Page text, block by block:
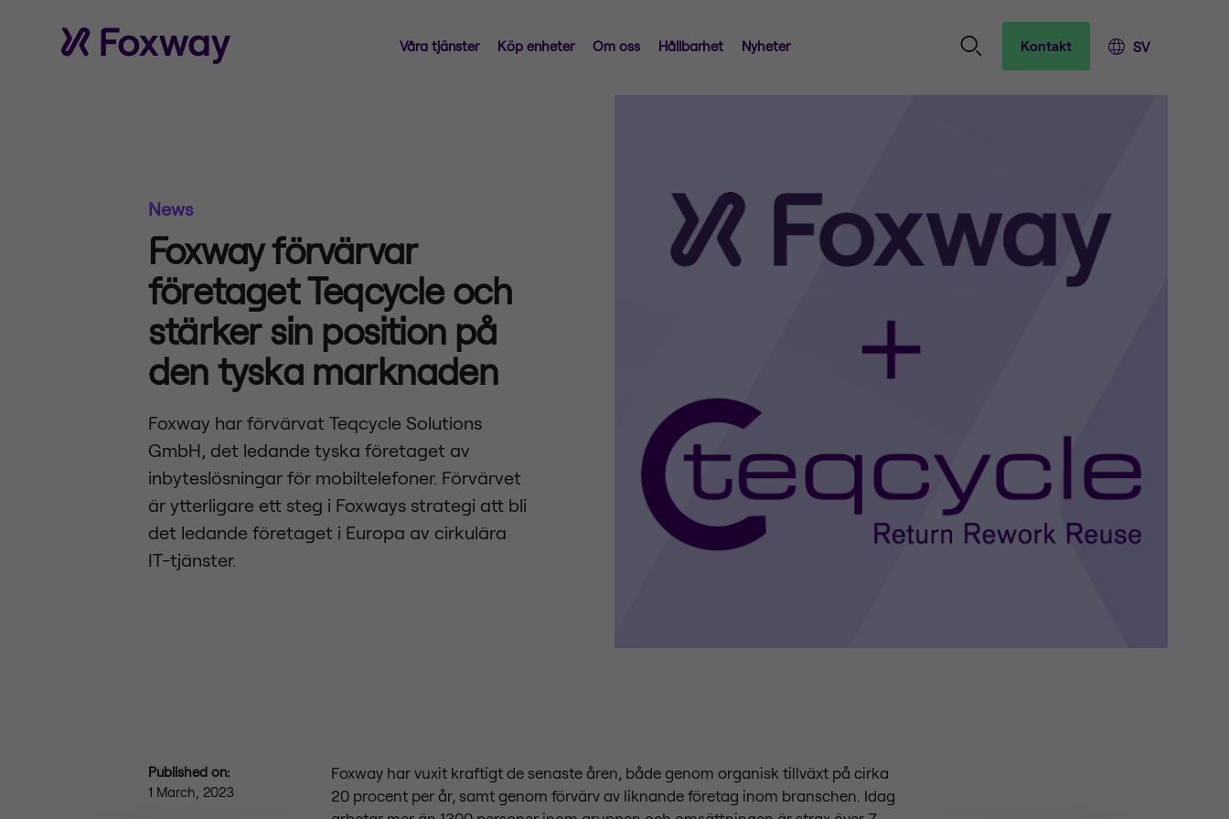
Våra tjänster Köp enheter Om oss Hållbarhet Nyheter Kontakt
News
Foxway förvärvar
företaget Teqcycle och
stärker sin position på
den tyska marknaden
Foxway har förvärvat Teqcycle Solutions
GmbH, det ledande tyska företaget av
inbyteslösningar för mobiltelefoner. Förvärvet
är ytterligare ett steg i Foxways strategi att bli
det ledande företaget i Europa av cirkulära
IT-tjänster.
Published on:
1 March, 2023
Foxway har vuxit kraftigt de senaste åren, både genom organisk tillväxt på cirka
20 procent per år, samt genom förvärv av liknande företag inom branschen. Idag